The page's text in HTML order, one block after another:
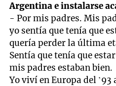
Argentina e instalarse
- Por mis padres. Mis
yo sentía que tenía que
quería perder la última
Sentía que tenía que
mis padres estaban bien.
Yo viví en Europa del ’93